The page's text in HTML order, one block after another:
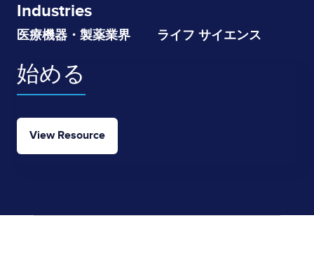
Industries
医療機器・製薬業界 ライフ サイエンス
始める
View Resource